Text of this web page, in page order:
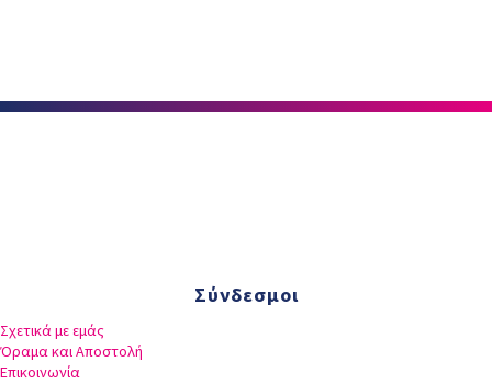
Σύνδεσμοι
Σχετικά με εμάς
Όραμα και Αποστολή
Επικοινωνία